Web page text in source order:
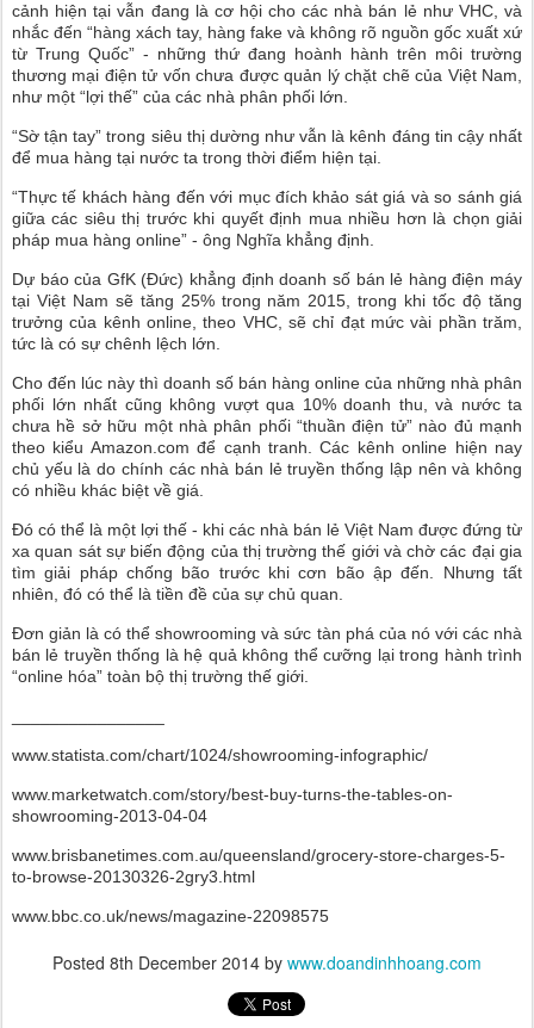
cảnh hiện tại vẫn đang là cơ hội cho các nhà bán lẻ như VHC, và
nhắc đến “hàng xách tay, hàng fake và không rõ nguồn gốc xuất xứ
từ Trung Quốc” - những thứ đang hoành hành trên môi trường
thương mại điện tử vốn chưa được quản lý chặt chẽ của Việt Nam,
như một “lợi thế” của các nhà phân phối lớn.
“Sờ tận tay” trong siêu thị dường như vẫn là kênh đáng tin cậy nhất
để mua hàng tại nước ta trong thời điểm hiện tại.
“Thực tế khách hàng đến với mục đích khảo sát giá và so sánh giá
giữa các siêu thị trước khi quyết định mua nhiều hơn là chọn giải
pháp mua hàng online” - ông Nghĩa khẳng định.
Dự báo của GfK (Đức) khẳng định doanh số bán lẻ hàng điện máy
tại Việt Nam sẽ tăng 25% trong năm 2015, trong khi tốc độ tăng
trưởng của kênh online, theo VHC, sẽ chỉ đạt mức vài phần trăm,
tức là có sự chênh lệch lớn.
Cho đến lúc này thì doanh số bán hàng online của những nhà phân
phối lớn nhất cũng không vượt qua 10% doanh thu, và nước ta
chưa hề sở hữu một nhà phân phối “thuần điện tử” nào đủ mạnh
theo kiểu Amazon.com để cạnh tranh. Các kênh online hiện nay
chủ yếu là do chính các nhà bán lẻ truyền thống lập nên và không
có nhiều khác biệt về giá.
Đó có thể là một lợi thế - khi các nhà bán lẻ Việt Nam được đứng từ
xa quan sát sự biến động của thị trường thế giới và chờ các đại gia
tìm giải pháp chống bão trước khi cơn bão ập đến. Nhưng tất
nhiên, đó có thể là tiền đề của sự chủ quan.
Đơn giản là có thể showrooming và sức tàn phá của nó với các nhà
bán lẻ truyền thống là hệ quả không thể cưỡng lại trong hành trình
“online hóa” toàn bộ thị trường thế giới.
www.statista.com/chart/1024/showrooming-infographic/
www.marketwatch.com/story/best-buy-turns-the-tables-on-
showrooming-2013-04-04
www.brisbanetimes.com.au/queensland/grocery-store-charges-5-
to-browse-20130326-2gry3.html
www.bbc.co.uk/news/magazine-22098575
Posted 8th December 2014 by www.doandinhhoang.com